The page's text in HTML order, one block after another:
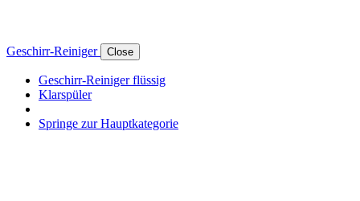
Geschirr-Reiniger Close
Geschirr-Reiniger flüssig
Klarspüler
Springe zur Hauptkategorie